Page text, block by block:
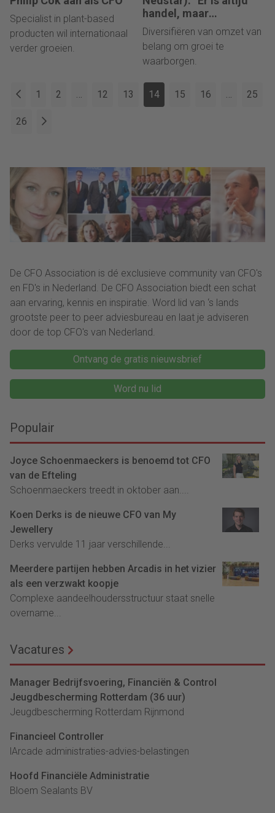
Specialist in plant-based
producten wil internationaal
verder groeien.
handel, maar
uiteindelijk draait alles
om de marge.”
Diversifiëren van omzet van
belang om groei te
waarborgen.
1 2 … 12 13 14 15 16 … 25
26
De CFO Association is dé exclusieve community van CFO's
en FD's in Nederland. De CFO Association biedt een schat
aan ervaring, kennis en inspiratie. Word lid van ‘s lands
grootste peer to peer adviesbureau en laat je adviseren
door de top CFO's van Nederland.
Ontvang de gratis nieuwsbrief
Word nu lid
Populair
Joyce Schoenmaeckers is benoemd tot CFO
van de Efteling
Schoenmaeckers treedt in oktober aan....
Koen Derks is de nieuwe CFO van My
Jewellery
Derks vervulde 11 jaar verschillende...
Meerdere partijen hebben Arcadis in het vizier
als een verzwakt koopje
Complexe aandeelhoudersstructuur staat snelle
overname...
Vacatures
Manager Bedrijfsvoering, Financiën & Control
Jeugdbescherming Rotterdam (36 uur)
Jeugdbescherming Rotterdam Rijnmond
Financieel Controller
lArcade administraties-advies-belastingen
Hoofd Financiële Administratie
Bloem Sealants BV